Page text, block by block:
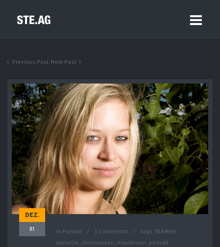
Previous Post Next Post
DEZ.
01 in Portrait 1 comments tags: BlÃ¤tter,
danielle_christiansen, maulbronn, portrait